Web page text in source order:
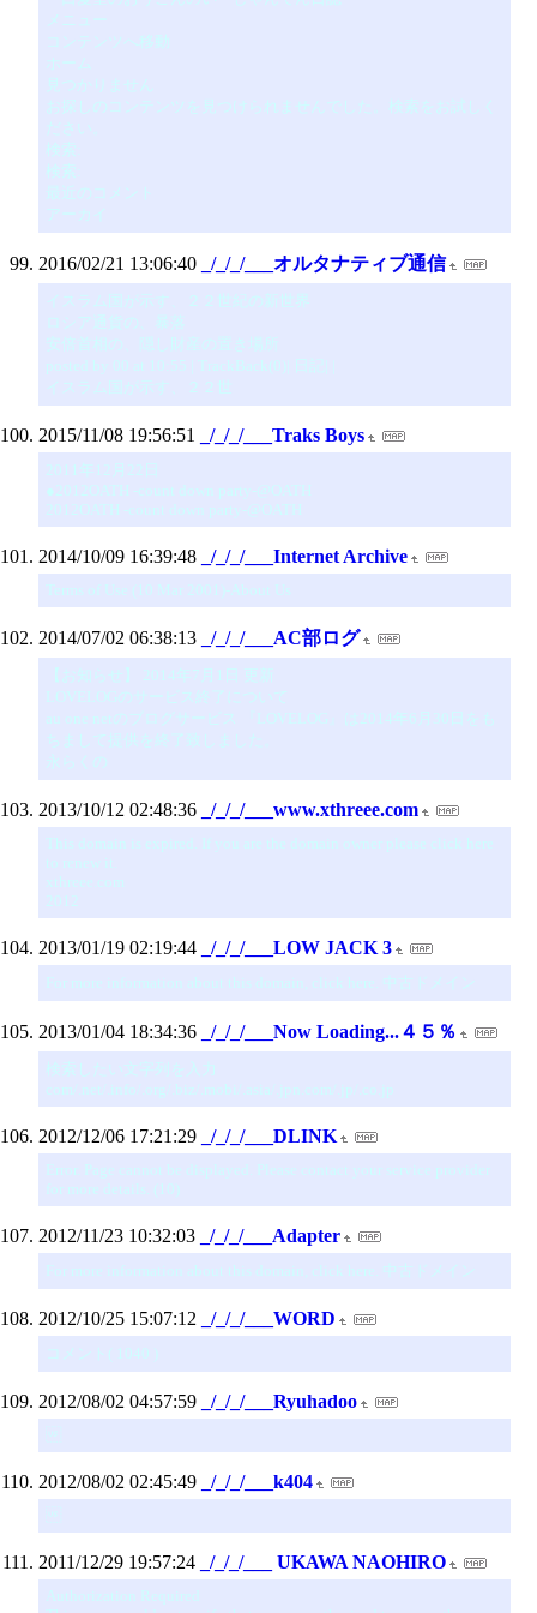
メニュー
コンテンツへ移動
ホーム
見つかりません
お探しのコンテンツを見つけられませんでした。検索をお試しく
ださい。
検索:
検索:
アーカイ
2016/02/21 13:06:40 _/_/_/___オルタナティブ通信
イスラム国が示す、２２世紀の新世界
安倍首相の、隠し財産の置き場所
posted by 00 at 10:55 | TrackBack(0)| 日記| |
イスラム国が示す、２２世
2015/11/08 19:56:51 _/_/_/___Traks Boys
2011年12月22日
●2012OATH -count down party-@OATH
2012OATH -count down party-@OATH
2014/10/09 16:39:48 _/_/_/___Internet Archive
Terms of Use (10 Mar 2001)-About Us
2014/07/02 06:38:13 _/_/_/___AC部ログ
【お知らせ】 2014年7月1日 更新
LOVELOGのサービス終了について
au one netのブログサービス 『LOVELOG』は2014年6月30日をも
ちまして提供を終了致しました。
永らくの
2013/10/12 02:48:36 _/_/_/___www.xthreee.com
This domain is expired. If you are the domain owner please click here
to renew it.
xthreee.com
2012
2013/01/19 02:19:44 _/_/_/___LOW JACK 3
For more information about this domain, click here. 中古ドメイン
2013/01/04 18:34:36 _/_/_/___Now Loading...４５％
検索したい文字列を入力
com/.net/.info/.org/.biz/.mobi/.asia/.jpn.com/.jp/.co.jp
2012/12/06 17:21:29 _/_/_/___DLINK
Error. Page cannot be displayed. Please contact your service provider
for more details. (10)
2012/11/23 10:32:03 _/_/_/___Adapter
For more information about this domain, click here. 中古ドメイン
2012/10/25 15:07:12 _/_/_/___WORD
コメント( 1040 )
2012/08/02 04:57:59 _/_/_/___Ryuhadoo
2012/08/02 02:45:49 _/_/_/___k404
2011/12/29 19:57:24 _/_/_/___ UKAWA NAOHIRO
Authorization Required